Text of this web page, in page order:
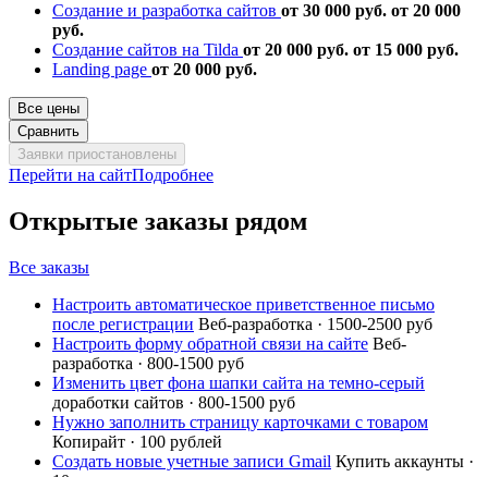
Создание и разработка сайтов от 30 000 руб. от 20 000
руб.
Создание сайтов на Tilda от 20 000 руб. от 15 000 руб.
Landing page от 20 000 руб.
Все цены
Сравнить
Заявки приостановлены
Перейти на сайтПодробнее
Открытые заказы рядом
Все заказы
Настроить автоматическое приветственное письмо
после регистрации Веб-разработка · 1500-2500 руб
Настроить форму обратной связи на сайте Веб-
разработка · 800-1500 руб
Изменить цвет фона шапки сайта на темно-серый
доработки сайтов · 800-1500 руб
Нужно заполнить страницу карточками с товаром
Копирайт · 100 рублей
Создать новые учетные записи Gmail Купить аккаунты ·